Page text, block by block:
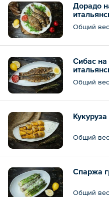
Дорадо
Общий
Сибас на
Общий
Общий
Спаржа
Общий